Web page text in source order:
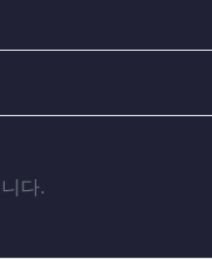
다.